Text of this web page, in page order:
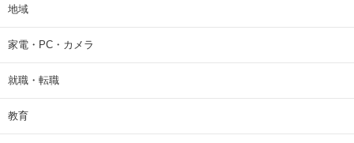
地域
家電・PC・カメラ
就職・転職
教育